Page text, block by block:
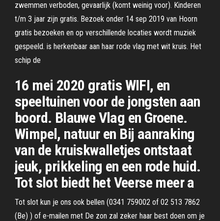
zwemmen verboden, gevaarlijk (komt weinig voor). Kinderen
t/m 3 jaar zijn gratis. Bezoek onder 14 sep 2019 van Hoorn
gratis bezoeken en op verschillende locaties wordt muziek
gespeeld. is herkenbaar aan haar rode vlag met wit kruis. Het
schip de
16 mei 2020 gratis WIFI, en
speeltuinen voor de jongsten aan
boord. Blauwe Vlag en Groene.
Wimpel, natuur en Bij aanraking
van de kruiskwalletjes ontstaat
jeuk, prikkeling en een rode huid.
Tot slot biedt het Veerse meer a
Tot slot kun je ons ook bellen (0341 759002 of 02 513 7862
(Be) ) of e-mailen met De zon zal zeker haar best doen om je